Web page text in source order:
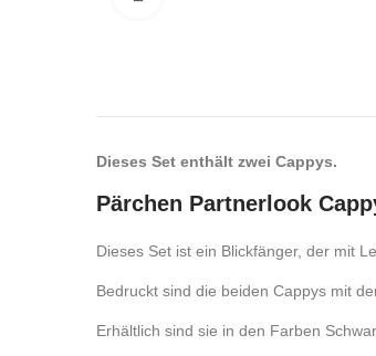
Dieses Set enthält zwei Cappys.
Pärchen Partnerlook
Dieses Set ist ein Blickfänger, der mit
Bedruckt sind die beiden Cappys mit
Erhältlich sind sie in den Farben